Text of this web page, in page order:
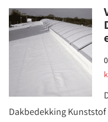
Dakbedekking